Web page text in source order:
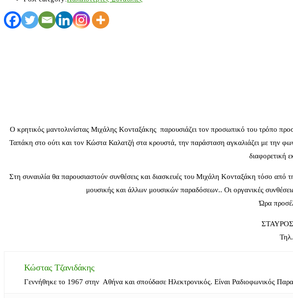
Ο κρητικός μαντολινίστας Μιχάλης Κονταξάκης παρουσιάζει τον προσωπικό του τρόπο
Ταπάκη στο ούτι και τον Κώστα Καλατζή στα κρουστά, την παράσταση αγκαλιάζει με την
διαφορετική
Στη συναυλία θα παρουσιαστούν συνθέσεις και διασκευές του Μιχάλη Κονταξάκη τόσο από
μουσικής και άλλων μουσικών παραδόσεων.. Οι οργανικές
Ώρα
Κώστας Τζανιδάκης
Γεννήθηκε το 1967 στην Αθήνα και σπούδασε Ηλεκτρονικός. Είναι Ραδιοφωνικός